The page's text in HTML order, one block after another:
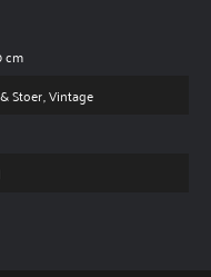
cm
Stoer, Vintage